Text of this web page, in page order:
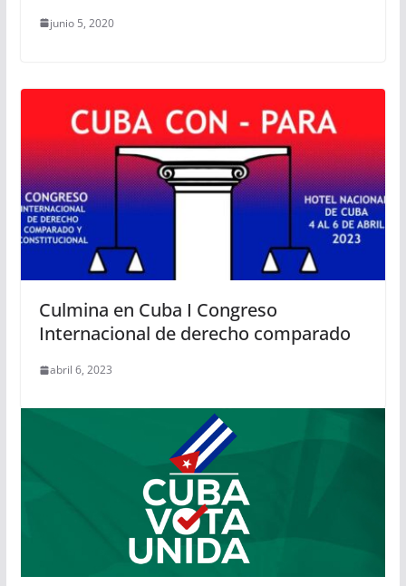
junio 5, 2020
Culmina en Cuba I Congreso
Internacional de derecho comparado
abril 6, 2023